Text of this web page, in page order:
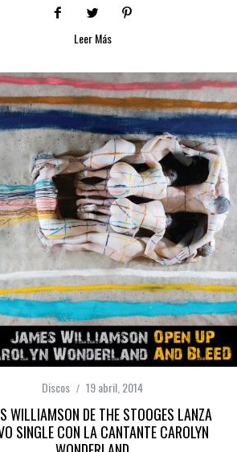
Leer Más
Discos 19 abril, 2014
WILLIAMSON DE THE STOOGES LANZA
SINGLE CON LA CANTANTE CAROLYN